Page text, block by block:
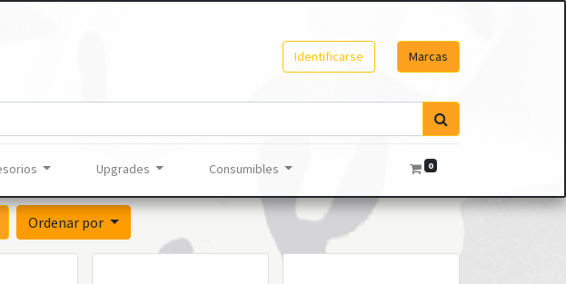
Identificarse Marcas
Upgrades Consumibles 0
Ordenar por